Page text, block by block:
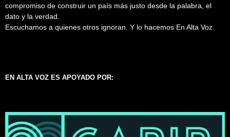
compromiso de construir un país más justo desde la palabra, el
dato y la verdad.
Escuchamos a quienes otros ignoran. Y lo hacemos En Alta Voz.
EN ALTA VOZ ES APOYADO POR: